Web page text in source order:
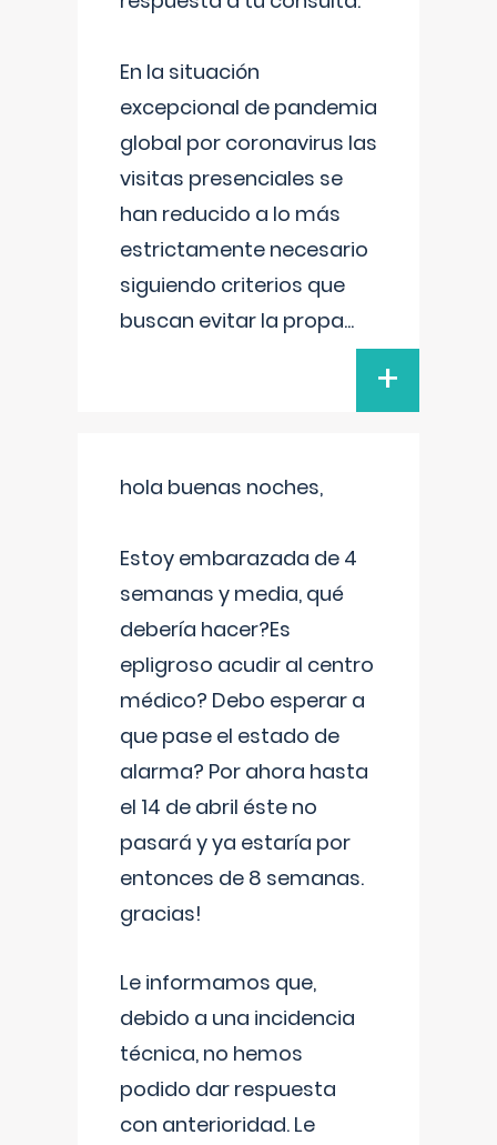
En la situación
excepcional de pandemia
global por coronavirus las
visitas presenciales se
han reducido a lo más
estrictamente necesario
siguiendo criterios que
buscan evitar la propa...
+
hola buenas noches,
Estoy embarazada de 4
semanas y media, qué
debería hacer?Es
epligroso acudir al centro
médico? Debo esperar a
que pase el estado de
alarma? Por ahora hasta
el 14 de abril éste no
pasará y ya estaría por
entonces de 8 semanas.
gracias!
Le informamos que,
debido a una incidencia
técnica, no hemos
podido dar respuesta
con anterioridad. Le